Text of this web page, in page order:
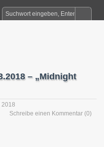
– „Midnight
2018
Schreibe einen Kommentar (0)